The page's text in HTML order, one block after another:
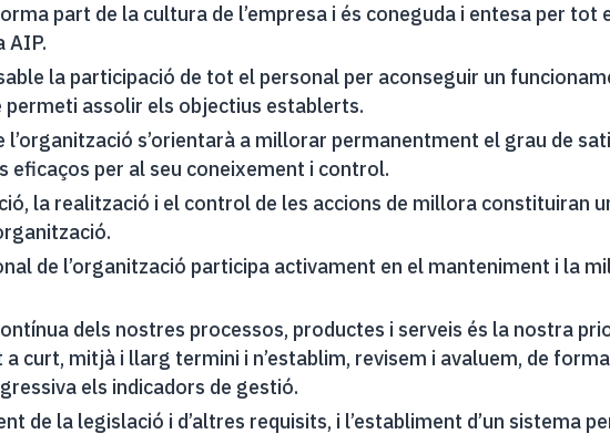
part de la cultura de l’empresa i és coneguda i entesa per
AIP.
la participació de tot el personal per aconseguir un
permeti assolir els objectius establerts.
l’organització s’orientarà a millorar permanentment el grau de
eficaços per al seu coneixement i control.
la realització i el control de les accions de millora constituiran
de l’organització participa activament en el manteniment i la
dels nostres processos, productes i serveis és la nostra
curt, mitjà i llarg termini i n’establim, revisem i avaluem, de
els indicadors de gestió.
de la legislació i d’altres requisits, i l’establiment d’un sistema